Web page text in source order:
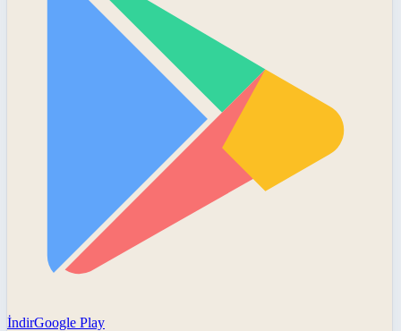
İndirGoogle Play